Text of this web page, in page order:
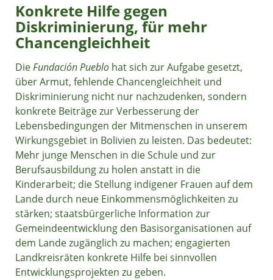
Konkrete Hilfe gegen
Diskriminierung, für mehr
Chancengleichheit
DieFundación Pueblo hat sich zur Aufgabe gesetzt,
über Armut, fehlende Chancengleichheit und
Diskriminierung nicht nur nachzudenken, sondern
konkrete Beiträge zur Verbesserung der
Lebensbedingungen der Mitmenschen in unserem
Wirkungsgebiet in Bolivien zu leisten. Das bedeutet:
Mehr junge Menschen in die Schule und zur
Berufsausbildung zu holen anstatt in die
Kinderarbeit; die Stellung indigener Frauen auf dem
Lande durch neue Einkommensmöglichkeiten zu
stärken; staatsbürgerliche Information zur
Gemeindeentwicklung den Basisorganisationen auf
dem Lande zugänglich zu machen; engagierten
Landkreisräten konkrete Hilfe bei sinnvollen
Entwicklungsprojekten zu geben.